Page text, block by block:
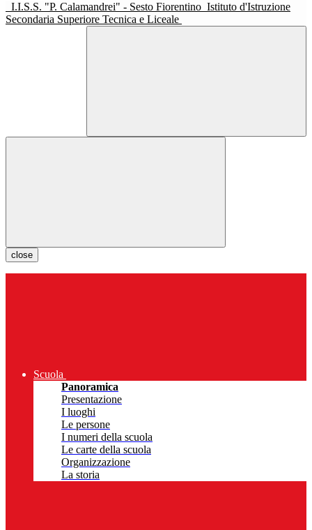
I.I.S.S. "P. Calamandrei" - Sesto Fiorentino Istituto d'Istruzione
Secondaria Superiore Tecnica e Liceale
close
Scuola
Panoramica
Presentazione
I luoghi
Le persone
I numeri della scuola
Le carte della scuola
Organizzazione
La storia